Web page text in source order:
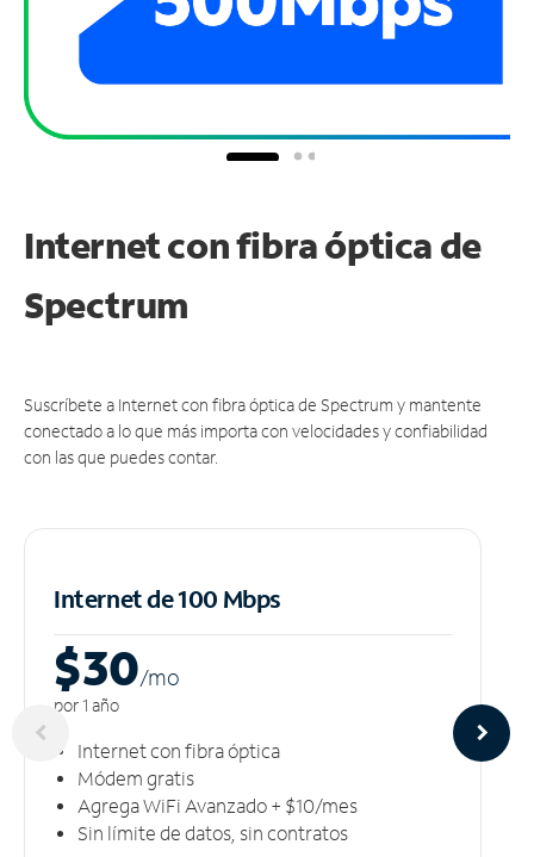
Internet con fibra óptica de
Spectrum
Suscríbete a Internet con fibra óptica de Spectrum y mantente
conectado a lo que más importa con velocidades y confiabilidad
con las que puedes contar.
Internet de 100 Mbps
$30/mo
por 1 año
Internet con fibra óptica
Módem gratis
Agrega WiFi Avanzado + $10/mes
Sin límite de datos, sin contratos